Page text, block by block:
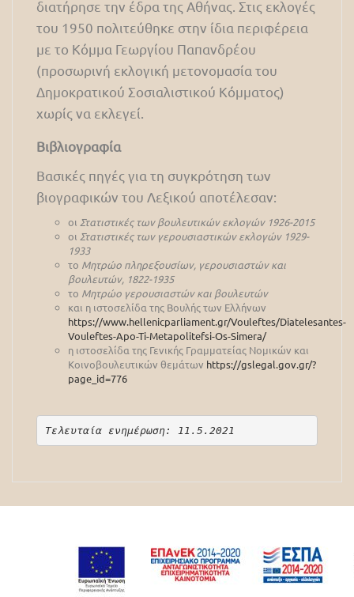
διατήρησε την έδρα της Αθήνας. Στις εκλογές
του 1950 πολιτεύθηκε στην ίδια περιφέρεια
με το Κόμμα Γεωργίου Παπανδρέου
(προσωρινή εκλογική μετονομασία του
Δημοκρατικού Σοσιαλιστικού Κόμματος)
χωρίς να εκλεγεί.
Βιβλιογραφία
Βασικές πηγές για τη συγκρότηση των
βιογραφικών του Λεξικού αποτέλεσαν:
οι Στατιστικές των βουλευτικών εκλογών 1926-2015
οι Στατιστικές των γερουσιαστικών εκλογών 1929-
1933
το Μητρώο πληρεξουσίων, γερουσιαστών και
βουλευτών, 1822-1935
το Μητρώο γερουσιαστών και βουλευτών
και η ιστοσελίδα της Βουλής των Ελλήνων
https://www.hellenicparliament.gr/Vouleftes/Diatelesantes-
Vouleftes-Apo-Ti-Metapolitefsi-Os-Simera/
η ιστοσελίδα της Γενικής Γραμματείας Νομικών και
Κοινοβουλευτικών θεμάτων https://gslegal.gov.gr/?
page_id=776
Τελευταία ενημέρωση: 11.5.2021